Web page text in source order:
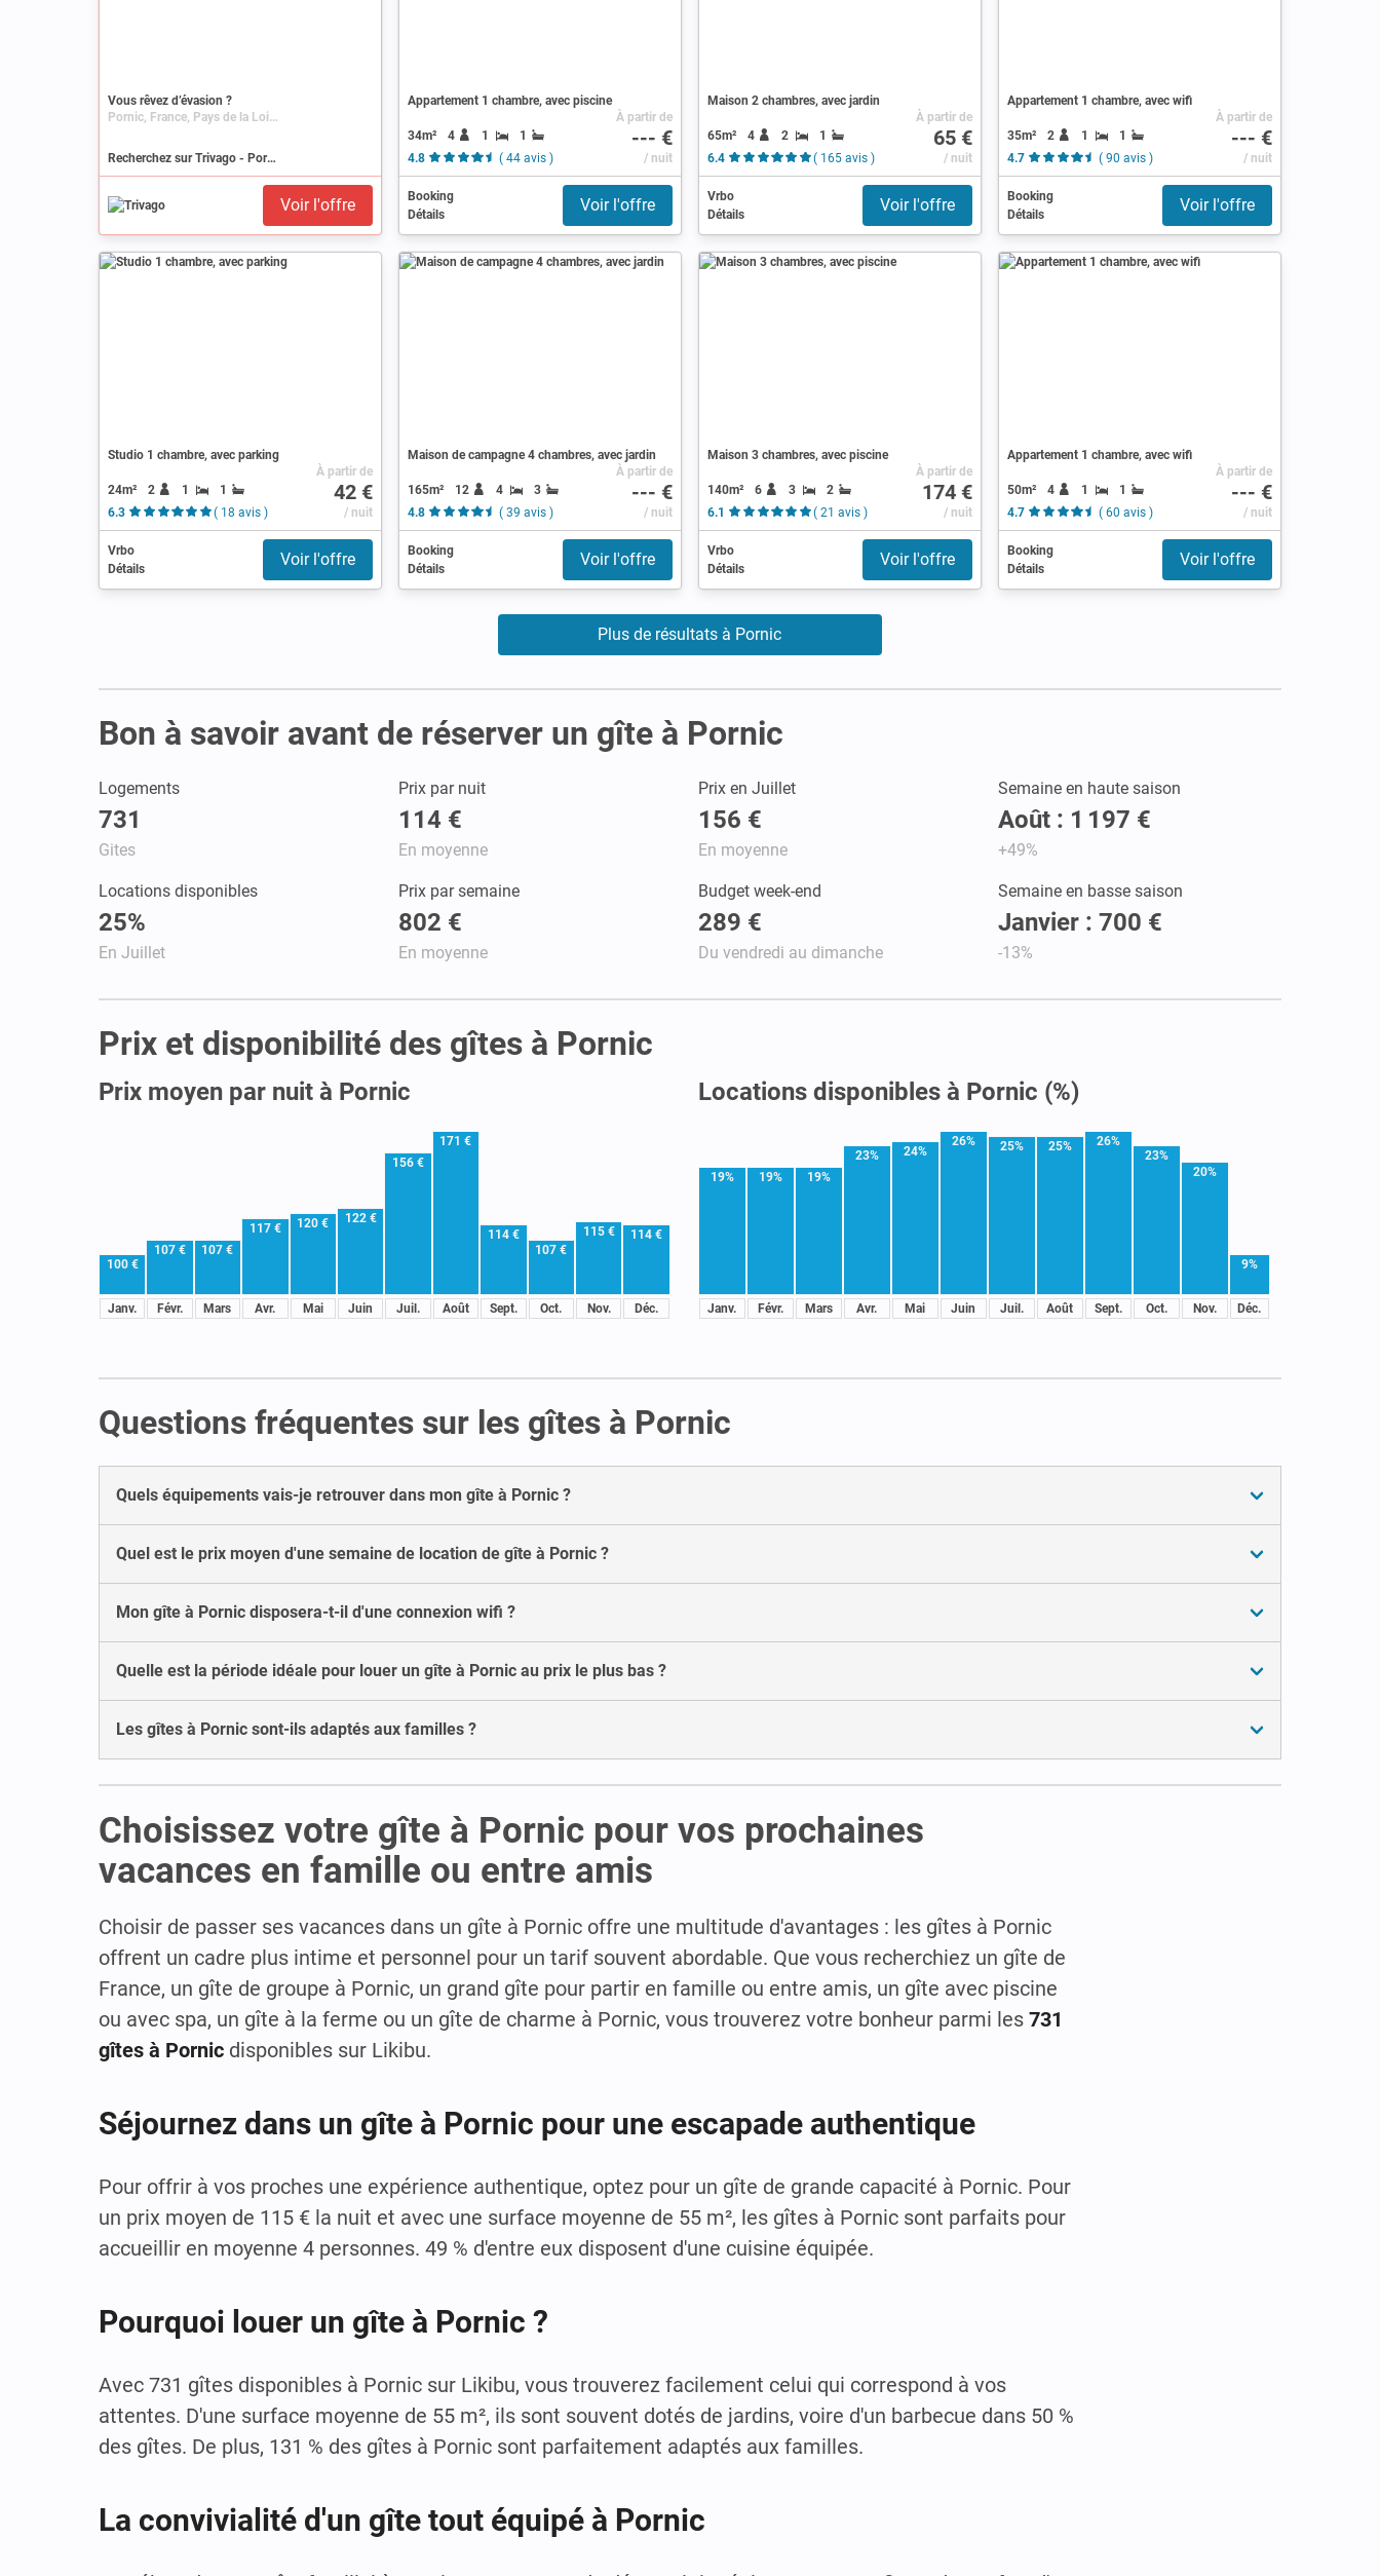
Vous rêvez d’évasion ?
Pornic, France, Pays de la Loire, Loire-Atlantique
Recherchez sur Trivago - Pornic
Voir l'offre
Appartement 1 chambre, avec piscine
34m² 4 1
1
4.8
( 44 avis )
À partir de
--- €
/ nuit
Booking
Détails
Voir l'offre
Maison 2 chambres, avec jardin
65m² 4 2
1
6.4
( 165 avis )
À partir de
65 €
/ nuit
Vrbo
Détails
Voir l'offre
Appartement 1 chambre, avec wifi
35m² 2 1
1
4.7
( 90 avis )
À partir de
--- €
/ nuit
Booking
Détails
Voir l'offre
Studio 1 chambre, avec parking
24m² 2 1
1
6.3
( 18 avis )
À partir de
42 €
/ nuit
Vrbo
Détails
Voir l'offre
Maison de campagne 4 chambres, avec jardin
165m² 12 4
3
4.8
( 39 avis )
À partir de
--- €
/ nuit
Booking
Détails
Voir l'offre
Maison 3 chambres, avec piscine
140m² 6 3
2
6.1
( 21 avis )
À partir de
174 €
/ nuit
Vrbo
Détails
Voir l'offre
Appartement 1 chambre, avec wifi
50m² 4 1
1
4.7
( 60 avis )
À partir de
--- €
/ nuit
Booking
Détails
Voir l'offre
Plus de résultats à Pornic
Bon à savoir avant de réserver un gîte à Pornic
Logements
731
Gites
Prix par nuit
114 €
En moyenne
Prix en Juillet
156 €
En moyenne
Semaine en haute saison
Août : 1 197 €
+49%
Locations disponibles
25%
En Juillet
Prix par semaine
802 €
En moyenne
Budget week-end
289 €
Du vendredi au dimanche
Semaine en basse saison
Janvier : 700 €
-13%
Prix et disponibilité des gîtes à Pornic
Prix moyen par nuit à Pornic
100 €
Janv.
107 €
Févr.
107 €
Mars
117 €
Avr.
120 €
Mai
122 €
Juin
156 €
Juil.
171 €
Août
114 €
Sept.
107 €
Oct.
115 €
Nov.
114 €
Déc.
Locations disponibles à Pornic (%)
19%
Janv.
19%
Févr.
19%
Mars
23%
Avr.
24%
Mai
26%
Juin
25%
Juil.
25%
Août
26%
Sept.
23%
Oct.
20%
Nov.
9%
Déc.
Questions fréquentes sur les gîtes à Pornic
Quels équipements vais-je retrouver dans mon gîte à Pornic ?
Quel est le prix moyen d'une semaine de location de gîte à Pornic ?
Mon gîte à Pornic disposera-t-il d'une connexion wifi ?
Quelle est la période idéale pour louer un gîte à Pornic au prix le plus bas ?
Les gîtes à Pornic sont-ils adaptés aux familles ?
Choisissez votre gîte à Pornic pour vos prochaines
vacances en famille ou entre amis
Choisir de passer ses vacances dans un gîte à Pornic offre une multitude d'avantages : les gîtes à Pornic
offrent un cadre plus intime et personnel pour un tarif souvent abordable. Que vous recherchiez un gîte de
France, un gîte de groupe à Pornic, un grand gîte pour partir en famille ou entre amis, un gîte avec piscine
ou avec spa, un gîte à la ferme ou un gîte de charme à Pornic, vous trouverez votre bonheur parmi les 731
gîtes à Pornic disponibles sur Likibu.
Séjournez dans un gîte à Pornic pour une escapade authentique
Pour offrir à vos proches une expérience authentique, optez pour un gîte de grande capacité à Pornic. Pour
un prix moyen de 115 € la nuit et avec une surface moyenne de 55 m², les gîtes à Pornic sont parfaits pour
accueillir en moyenne 4 personnes. 49 % d'entre eux disposent d'une cuisine équipée.
Pourquoi louer un gîte à Pornic ?
Avec 731 gîtes disponibles à Pornic sur Likibu, vous trouverez facilement celui qui correspond à vos
attentes. D'une surface moyenne de 55 m², ils sont souvent dotés de jardins, voire d'un barbecue dans 50 %
des gîtes. De plus, 131 % des gîtes à Pornic sont parfaitement adaptés aux familles.
La convivialité d'un gîte tout équipé à Pornic